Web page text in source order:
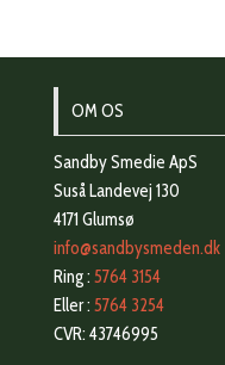
OM OS
Sandby Smedie ApS
Suså Landevej 130
4171 Glumsø
info@sandbysmeden.dk
Ring : 5764 3154
Eller : 5764 3254
CVR: 43746995